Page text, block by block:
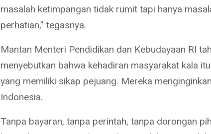
masalah ketimpangan tidak rumit tapi hanya
perhatian,” tegasnya.
Mantan Menteri Pendidikan dan Kebudayaan RI
menyebutkan bahwa kehadiran masyarakat kala
yang memiliki sikap pejuang. Mereka
Indonesia.
Tanpa bayaran, tanpa perintah, tanpa dorongan